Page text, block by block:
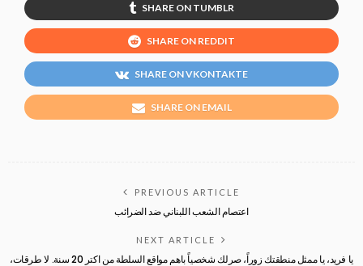
SHARE ON TUMBLR
SHARE ON REDDIT
SHARE ON VKONTAKTE
SHARE ON EMAIL
PREVIOUS ARTICLE
اعتصام الشعب اللبناني ضد الضرائب
NEXT ARTICLE
يا فريد، يا ممثل منطقتك زوراً، صرلك شخصياً باهم مواقع السلطة من اكتر 20 سنة. لا طرقات،